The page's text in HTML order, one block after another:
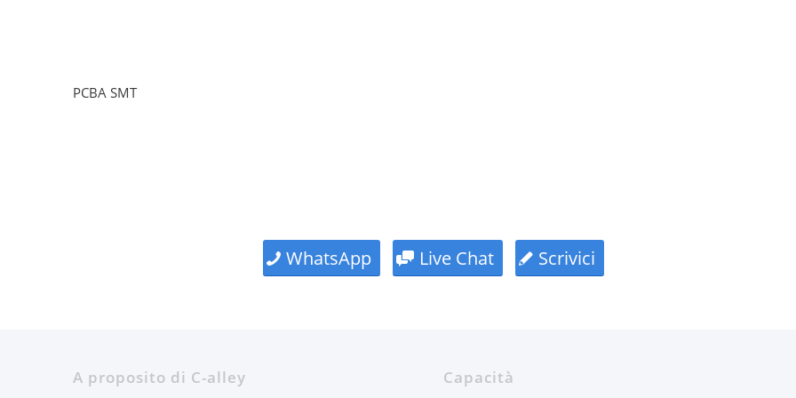
PCBA SMT
WhatsApp Live Chat Scrivici
A proposito di C-alley Capacità